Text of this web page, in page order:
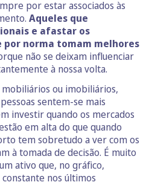
por estar associados às
Aqueles que
e afastar os
por norma tomam melhores
não se deixam influenciar
à nossa volta.
ou imobiliários,
sentem-se mais
investir quando os mercados
em alta do que quando
tem sobretudo a ver com os
à tomada de decisão. É muito
ativo que, no gráfico,
nos últimos